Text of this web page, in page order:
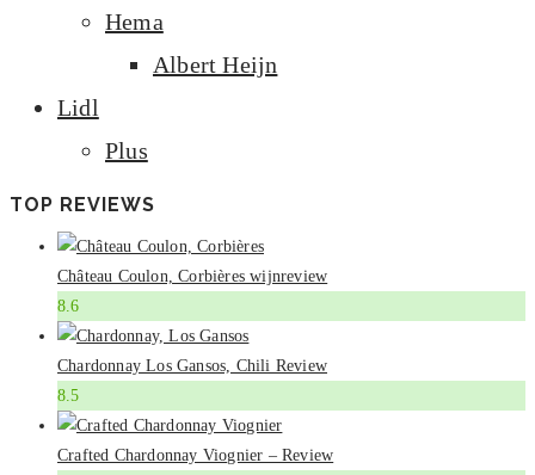
Hema
Albert Heijn
Lidl
Plus
TOP REVIEWS
Château Coulon, Corbières wijnreview
8.6
Chardonnay Los Gansos, Chili Review
8.5
Crafted Chardonnay Viognier – Review